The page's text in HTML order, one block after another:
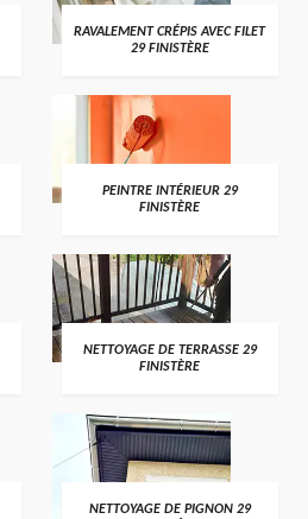
RAVALEMENT CRÉPIS AVEC FILET
29 FINISTÈRE
PEINTRE INTÉRIEUR 29
FINISTÈRE
NETTOYAGE DE TERRASSE 29
FINISTÈRE
NETTOYAGE DE PIGNON 29